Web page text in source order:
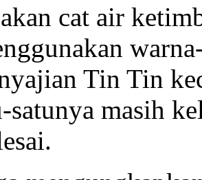
cat air
Tin Tin
satunya masih